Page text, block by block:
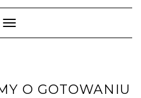
Toggle Navigation
O GOTOWANIU